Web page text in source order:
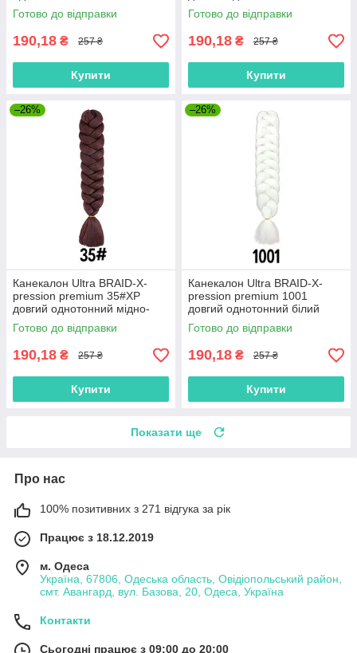
бежевий блонд термостійкий
довжина 100см Вага 165грам
Готово до відправки
190,18 ₴ 257 ₴
Купити
золотисто-рудий
термостійкий метровий
довжина 100см Вага 165грам
Готово до відправки
190,18 ₴ 257 ₴
Купити
–26%
Канекалон Ultra BRAID-X-
pression premium 35#XP
довгий однотонний мідно-
рудий термостійкий метровий
довжина 100см Вага 165грам
Готово до відправки
190,18 ₴ 257 ₴
Купити
–26%
Канекалон Ultra BRAID-X-
pression premium 1001
довгий однотонний білий
блонд термостійкий метровий
довжина 100см Вага 165грам
Готово до відправки
190,18 ₴ 257 ₴
Купити
Показати ще
Про нас
100% позитивних з 271 відгука за рік
Працює з 18.12.2019
м. Одеса
Україна, 67806, Одеська область, Овідіопольський район,
смт. Авангард, вул. Базова, 20, Одеса, Україна
Контакти
Сьогодні працює з 09:00 до 20:00